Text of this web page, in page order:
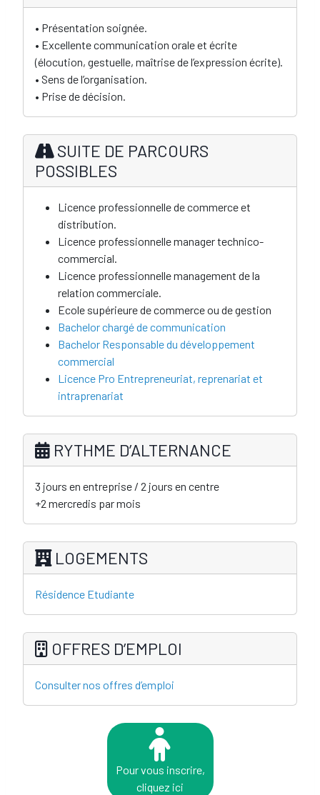
• Présentation soignée.
• Excellente communication orale et écrite
(élocution, gestuelle, maîtrise de l’expression écrite).
• Sens de l’organisation.
• Prise de décision.
SUITE DE PARCOURS
POSSIBLES
Licence professionnelle de commerce et
distribution.
Licence professionnelle manager technico-
commercial.
Licence professionnelle management de la
relation commerciale.
Ecole supérieure de commerce ou de gestion
Bachelor chargé de communication
Bachelor Responsable du développement
commercial
Licence Pro Entrepreneuriat, reprenariat et
intraprenariat
RYTHME D’ALTERNANCE
3 jours en entreprise / 2 jours en centre
+2 mercredis par mois
LOGEMENTS
Résidence Etudiante
OFFRES D’EMPLOI
Consulter nos offres d’emploi
Pour vous inscrire,
cliquez ici